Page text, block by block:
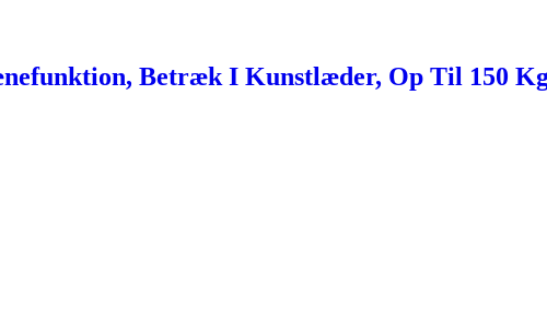
Betræk I Kunstlæder, Op Til 150